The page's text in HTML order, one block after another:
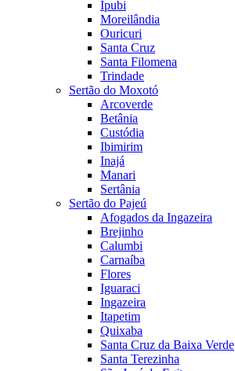
Ipubi
Moreilândia
Ouricuri
Santa Cruz
Santa Filomena
Trindade
Sertão do Moxotó
Arcoverde
Betânia
Custódia
Ibimirim
Inajá
Manari
Sertânia
Sertão do Pajeú
Afogados da Ingazeira
Brejinho
Calumbi
Carnaíba
Flores
Iguaraci
Ingazeira
Itapetim
Quixaba
Santa Cruz da Baixa Verde
Santa Terezinha